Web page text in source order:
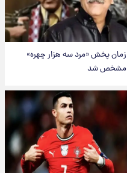
زمان پخش «مرد سه هزار چهره»
مشخص شد